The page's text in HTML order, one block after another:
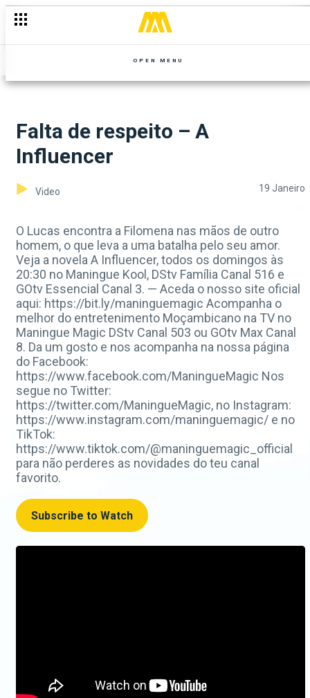
OPEN MENU
Falta de respeito – A
Influencer
Video 19 Janeiro
O Lucas encontra a Filomena nas mãos de outro
homem, o que leva a uma batalha pelo seu amor.
Veja a novela A Influencer, todos os domingos às
20:30 no Maningue Kool, DStv Família Canal 516 e
GOtv Essencial Canal 3. — Aceda o nosso site oficial
aqui: https://bit.ly/maninguemagic Acompanha o
melhor do entretenimento Moçambicano na TV no
Maningue Magic DStv Canal 503 ou GOtv Max Canal
8. Da um gosto e nos acompanha na nossa página
do Facebook:
https://www.facebook.com/ManingueMagic Nos
segue no Twitter:
https://twitter.com/ManingueMagic, no Instagram:
https://www.instagram.com/maninguemagic/ e no
TikTok:
https://www.tiktok.com/@maninguemagic_official
para não perderes as novidades do teu canal
favorito.
Subscribe to Watch